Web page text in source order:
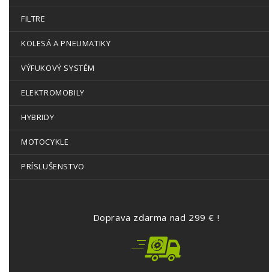
FILTRE
KOLESÁ A PNEUMATIKY
VÝFUKOVÝ SYSTÉM
ELEKTROMOBILY
HYBRIDY
MOTOCYKLE
PRÍSLUŠENSTVO
Doprava zdarma nad 299 € !